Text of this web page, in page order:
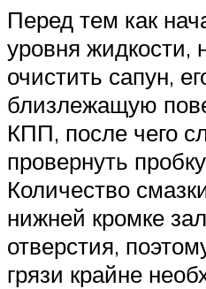
Перед тем как
уровня жидкости,
очистить сапун,
близлежащую
КПП, после чего
провернуть
Количество
нижней кромке
отверстия,
грязи крайне